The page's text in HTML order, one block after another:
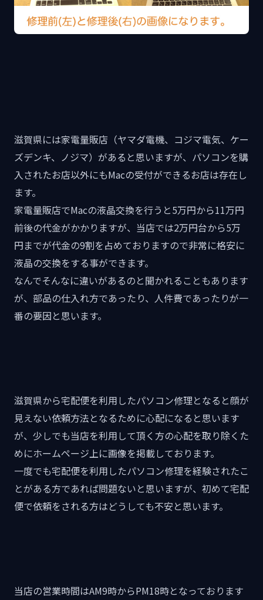
滋賀県には家電量販店（ヤマダ電機、コジマ電気、ケー
ズデンキ、ノジマ）があると思いますが、パソコンを購
入されたお店以外にもMacの受付ができるお店は存在し
ます。
家電量販店でMacの液晶交換を行うと5万円から11万円
前後の代金がかかりますが、当店では2万円台から5万
円までが代金の9割を占めておりますので非常に格安に
液晶の交換をする事ができます。
なんでそんなに違いがあるのと聞かれることもあります
が、部品の仕入れ方であったり、人件費であったりが一
番の要因と思います。
滋賀県から宅配便を利用したパソコン修理となると顔が
見えない依頼方法となるために心配になると思います
が、少しでも当店を利用して頂く方の心配を取り除くた
めにホームページ上に画像を掲載しております。
一度でも宅配便を利用したパソコン修理を経験されたこ
とがある方であれば問題ないと思いますが、初めて宅配
便で依頼をされる方はどうしても不安と思います。
当店の営業時間はAM9時からPM18時となっております